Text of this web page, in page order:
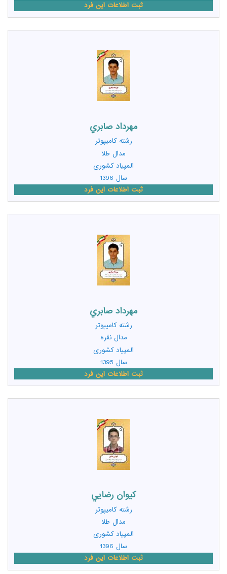
ثبت اطلاعات این فرد
مهرداد صابري
رشته کامیپوتر
مدال طلا
المپیاد کشوری
سال 1396
ثبت اطلاعات این فرد
مهرداد صابري
رشته کامیپوتر
مدال نقره
المپیاد کشوری
سال 1395
ثبت اطلاعات این فرد
کيوان رضايي
رشته کامیپوتر
مدال طلا
المپیاد کشوری
سال 1396
ثبت اطلاعات این فرد